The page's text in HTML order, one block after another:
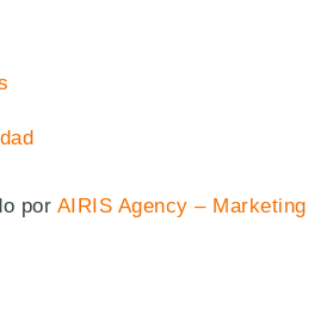
por AIRIS Agency – Marketing